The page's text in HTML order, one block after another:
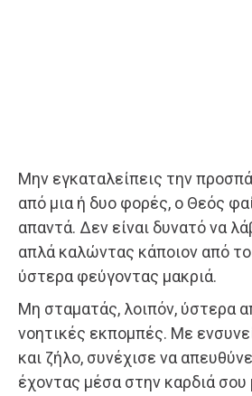
Μην εγκαταλείπεις την
από μια ή δυο φορές, ο Θεός
απαντά. Δεν είναι δυνατό να
απλά καλώντας κάποιον από
ύστερα φεύγοντας μακριά.
Μη σταματάς, λοιπόν, ύστερα
νοητικές εκπομπές. Με
και ζήλο, συνέχισε να
έχοντας μέσα στην καρδιά σου